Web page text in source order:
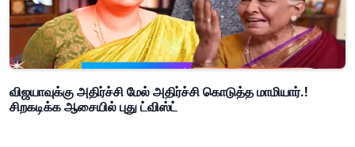
விஜயாவுக்கு அதிர்ச்சி மேல் அதிர்ச்சி கொடுத்த மாமியார்.!
சிறகடிக்க ஆசையில் புது ட்விஸ்ட்